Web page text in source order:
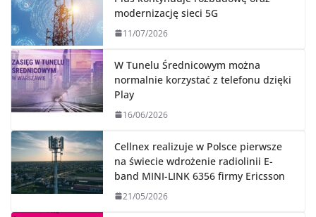
modernizację sieci 5G
11/07/2026
W Tunelu Średnicowym można
normalnie korzystać z telefonu dzięki
Play
16/06/2026
Cellnex realizuje w Polsce pierwsze
na świecie wdrożenie radiolinii E-
band MINI-LINK 6356 firmy Ericsson
21/05/2026